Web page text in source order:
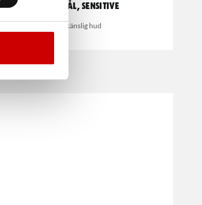
Handtvål, Sensitive
För känslig hud